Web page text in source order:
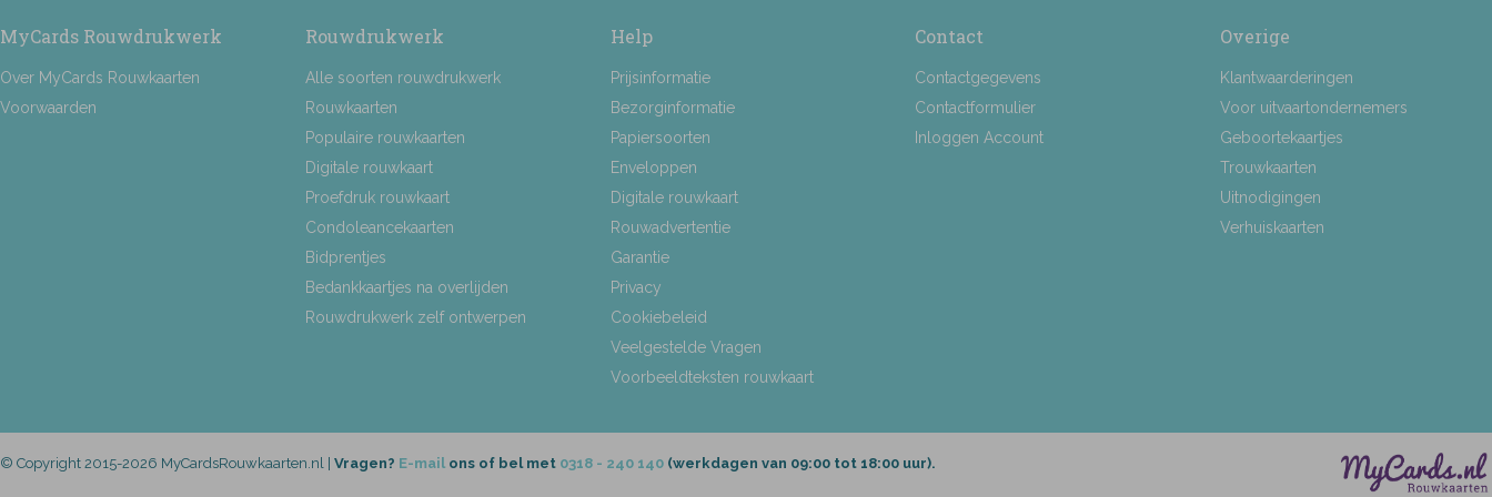
MyCards Rouwdrukwerk
Over MyCards Rouwkaarten
Voorwaarden
Rouwdrukwerk
Alle soorten rouwdrukwerk
Rouwkaarten
Populaire rouwkaarten
Digitale rouwkaart
Proefdruk rouwkaart
Condoleancekaarten
Bidprentjes
Bedankkaartjes na overlijden
Rouwdrukwerk zelf ontwerpen
Help
Prijsinformatie
Bezorginformatie
Papiersoorten
Enveloppen
Digitale rouwkaart
Rouwadvertentie
Garantie
Privacy
Cookiebeleid
Veelgestelde Vragen
Voorbeeldteksten rouwkaart
Contact
Contactgegevens
Contactformulier
Inloggen Account
Overige
Klantwaarderingen
Voor uitvaartondernemers
Geboortekaartjes
Trouwkaarten
Uitnodigingen
Verhuiskaarten
© Copyright 2015-2026 MyCardsRouwkaarten.nl | Vragen? E-mail ons of bel met 0318 - 240 140 (werkdagen van 09:00 tot 18:00 uur).